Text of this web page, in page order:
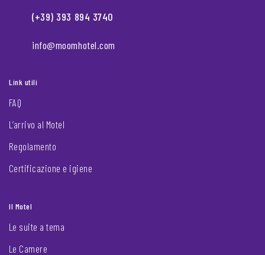
(+39) 393 894 3740
info@moomhotel.com
Link utili
FAQ
L’arrivo al Motel
Regolamento
Certificazione e igiene
Il Motel
Le suite a tema
Le Camere